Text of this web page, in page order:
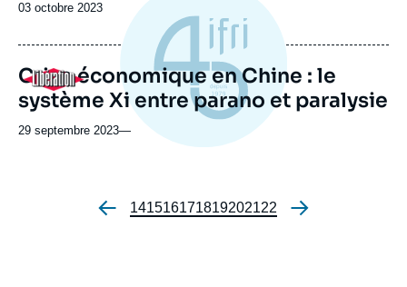
Date
publication
03 octobre 2023
Logo
Crise économique en Chine : le
système Xi entre parano et paralysie
29 septembre 2023—
Pagination
Page
14Page
15Page
16Page
17Page
18Page
19Page
20Page
21Page
22